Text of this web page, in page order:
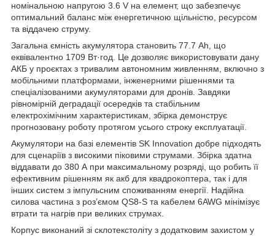
номінальною напругою 3.6 V на елемент, що забезпечує
оптимальний баланс між енергетичною щільністю, ресурсом
та віддачею струму.
Загальна ємність акумулятора становить 77.7 Ah, що
еквівалентно 1709 Вт·год. Це дозволяє використовувати дану
АКБ у проєктах з тривалим автономним живленням, включно з
мобільними платформами, інженерними рішеннями та
спеціалізованими акумуляторами для дронів. Завдяки
рівномірній деградації осередків та стабільним
електрохімічним характеристикам, збірка демонструє
прогнозовану роботу протягом усього строку експлуатації.
Акумулятори на базі елементів SK Innovation добре підходять
для сценаріїв з високими піковими струмами. Збірка здатна
віддавати до 380 А при максимальному розряді, що робить її
ефективним рішенням як акб для квадрокоптера, так і для
інших систем з імпульсним споживанням енергії. Надійна
силова частина з роз’ємом QS8-S та кабелем 6AWG мінімізує
втрати та нагрів при великих струмах.
Корпус виконаний зі склотекстоліту з додатковим захистом у